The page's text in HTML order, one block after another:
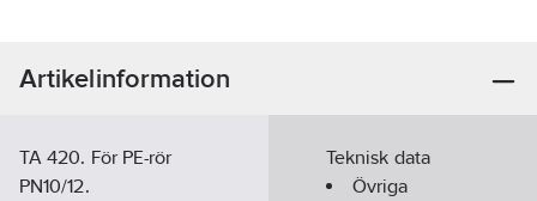
Artikelinformation
TA 420. För PE-rör
PN10/12.
Teknisk data
Övriga